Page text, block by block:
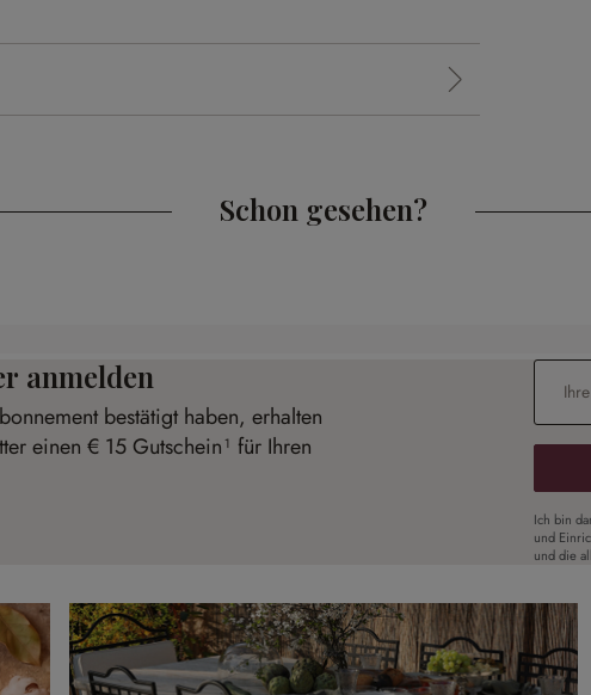
Schon gesehen?
anmelden
bestätigt haben, erhalten
einen € 15 Gutschein¹ für Ihren
E-Mail-
Ich bin
und
und die